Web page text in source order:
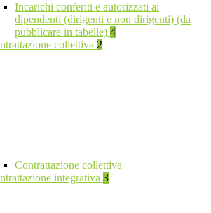
Incarichi conferiti e autorizzati ai
dipendenti (dirigenti e non dirigenti) (da
pubblicare in tabelle) 4
collettiva 2
Contrattazione collettiva
integrativa 3